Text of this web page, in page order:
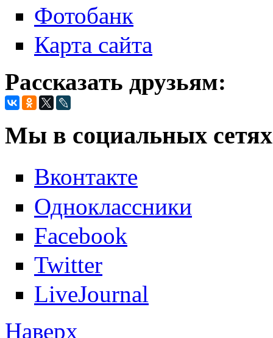
Фотобанк
Карта сайта
Рассказать друзьям:
Мы в социальных
Вконтакте
Одноклассники
Facebook
Twitter
LiveJournal
Наверх